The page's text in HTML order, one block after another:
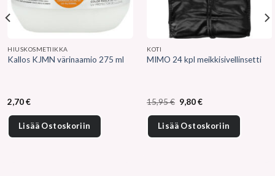
HIUSKOSMETIIKKA
Kallos KJMN värinaamio 275 ml
2,70€
Lisää Ostoskoriin
KOTI
MIMO 24 kpl meikkisivellinsetti
15,95€ Alkuperäinen
hinta
oli:
15,95 €.
9,80€Nykyinen
on:
9,80 €.
Lisää Ostoskoriin